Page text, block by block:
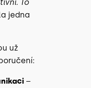
To
jedna
už
–